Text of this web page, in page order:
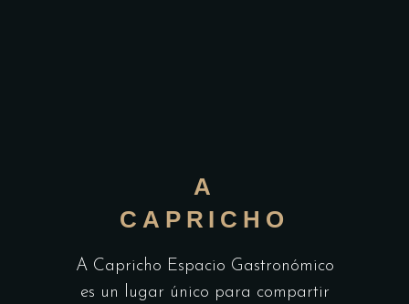
A
CAPRICHO
A Capricho Espacio Gastronómico
es un lugar único para compartir